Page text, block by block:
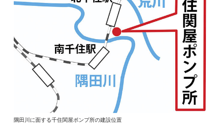
隅田川に面する千住関屋ポンプ所の建設位置